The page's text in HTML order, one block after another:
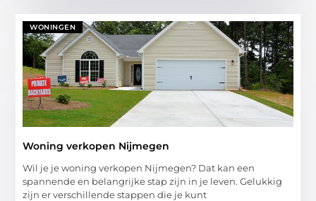
WONINGEN
Woning verkopen Nijmegen
Wil je je woning verkopen Nijmegen? Dat kan een
spannende en belangrijke stap zijn in je leven. Gelukkig
zijn er verschillende stappen die je kunt